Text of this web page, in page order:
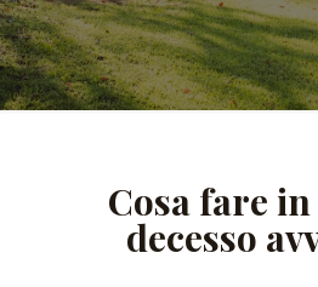
Cosa fare
decesso